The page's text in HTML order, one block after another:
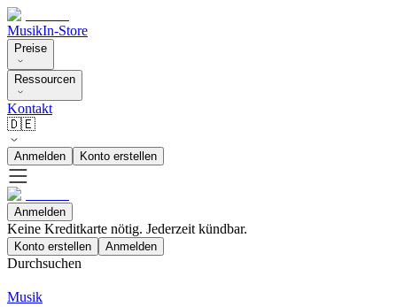
MusikIn-Store
Preise
Ressourcen
Kontakt
🇩🇪
Anmelden Konto erstellen
Anmelden
Keine Kreditkarte nötig. Jederzeit kündbar.
Konto erstellen Anmelden
Durchsuchen
Musik